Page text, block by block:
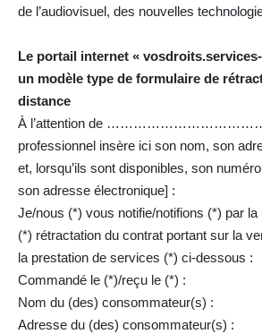
de l’audiovisuel, des nouvelles
Le portail internet «
un modèle type de formulaire de
distance
À l’attention de
professionnel insère ici son nom, son
et, lorsqu’ils sont disponibles, son
son adresse électronique] :
Je/nous (*) vous notifie/notifions (*) par
(*) rétractation du contrat portant sur la
la prestation de services (*) ci-dessous :
Commandé le (*)/reçu le (*) :
Nom du (des) consommateur(s) :
Adresse du (des) consommateur(s) :